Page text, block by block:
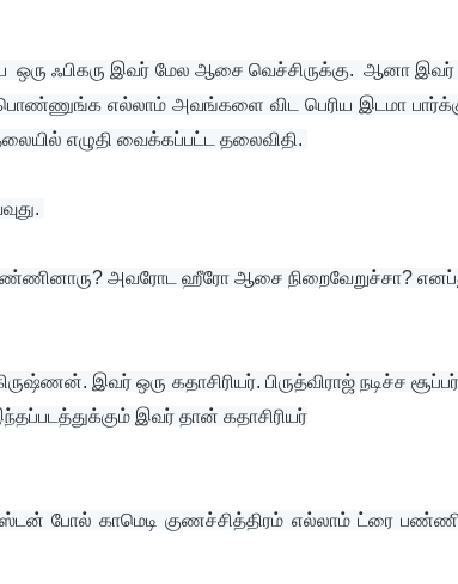
எல்லாம் அவங்களை விட பெரிய இடமா
எழுதி வைக்கப்பட்ட தலைவிதி.
அவரோட ஹீரோ ஆசை நிறைவேறுச்சா?
இவர் ஒரு கதாசிரியர். பிருத்விராஜ் நடிச்ச
இவர் தான் கதாசிரியர்
போல் காமெடி குணச்சித்திரம் எல்லாம் ட்ரை